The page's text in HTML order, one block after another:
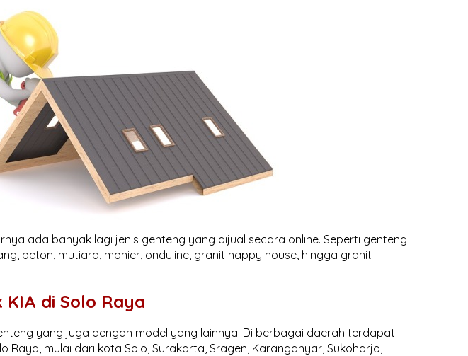
ada banyak lagi jenis genteng yang dijual secara online. Seperti genteng
beton, mutiara, monier, onduline, granit happy house, hingga granit
di Solo Raya
yang juga dengan model yang lainnya. Di berbagai daerah terdapat
Raya, mulai dari kota Solo, Surakarta, Sragen, Karanganyar, Sukoharjo,